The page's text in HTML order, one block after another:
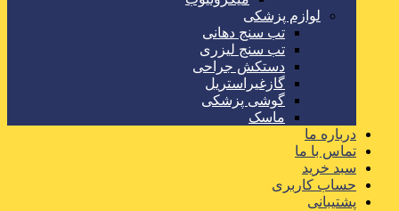
لوازم پزشکی
تب سنج دهانی
تب سنج لیزری
دستکش جراحی
گازغیراستریل
گوشی پزشکی
ماسک
درباره ما
تماس با ما
سبد خرید
حساب کاربری
پشتیبانی